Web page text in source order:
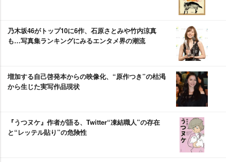
乃木坂46がトップ10に6作、石原さとみや竹内涼真
も…写真集ランキングにみるエンタメ界の潮流
増加する自己啓発本からの映像化、“原作つき”の枯渇
から生じた実写作品現状
『うつヌケ』作者が語る、Twitter“凍結職人”の存在
と“レッテル貼り”の危険性